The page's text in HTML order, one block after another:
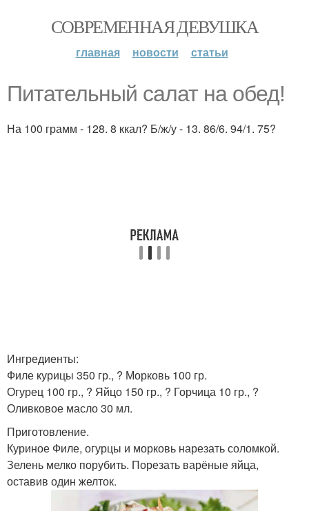
СОВРЕМЕННАЯ ДЕВУШКА
главная новости статьи
Питательный салат на обед!
На 100 грамм - 128. 8 ккал? Б/ж/у - 13. 86/6. 94/1. 75?
Ингредиенты:
Филе курицы 350 гр., ? Морковь 100 гр.
Огурец 100 гр., ? Яйцо 150 гр., ? Горчица 10 гр., ?
Оливковое масло 30 мл.
Приготовление.
Куриное Филе, огурцы и морковь нарезать соломкой.
Зелень мелко порубить. Порезать варёные яйца,
оставив один желток.